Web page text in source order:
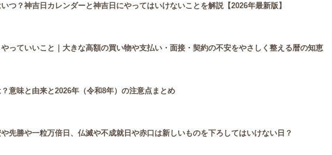
つ？神吉日カレンダーと神吉日にやってはいけないことを解説【2026年最新版】
っていいこと｜大きな高額の買い物や支払い・面接・契約の不安をやさしく整える暦の知恵
意味と由来と2026年（令和8年）の注意点まとめ
先勝や一粒万倍日、仏滅や不成就日や赤口は新しいものを下ろしてはいけない日？